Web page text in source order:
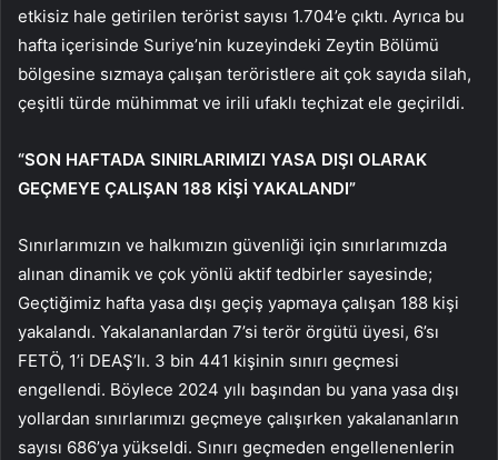
etkisiz hale getirilen terörist sayısı 1.704’e çıktı. Ayrıca bu
hafta içerisinde Suriye’nin kuzeyindeki Zeytin Bölümü
bölgesine sızmaya çalışan teröristlere ait çok sayıda silah,
çeşitli türde mühimmat ve irili ufaklı teçhizat ele geçirildi.
“SON HAFTADA SINIRLARIMIZI YASA DIŞI OLARAK
GEÇMEYE ÇALIŞAN 188 KİŞİ YAKALANDI”
Sınırlarımızın ve halkımızın güvenliği için sınırlarımızda
alınan dinamik ve çok yönlü aktif tedbirler sayesinde;
Geçtiğimiz hafta yasa dışı geçiş yapmaya çalışan 188 kişi
yakalandı. Yakalananlardan 7’si terör örgütü üyesi, 6’sı
FETÖ, 1’i DEAŞ’lı. 3 bin 441 kişinin sınırı geçmesi
engellendi. Böylece 2024 yılı başından bu yana yasa dışı
yollardan sınırlarımızı geçmeye çalışırken yakalananların
sayısı 686’ya yükseldi. Sınırı geçmeden engellenenlerin